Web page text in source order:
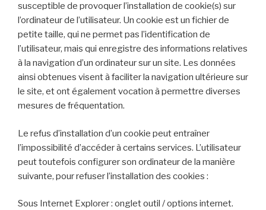
susceptible de provoquer l’installation de cookie(s) sur
l’ordinateur de l’utilisateur. Un cookie est un fichier de
petite taille, qui ne permet pas l’identification de
l’utilisateur, mais qui enregistre des informations relatives
à la navigation d’un ordinateur sur un site. Les données
ainsi obtenues visent à faciliter la navigation ultérieure sur
le site, et ont également vocation à permettre diverses
mesures de fréquentation.
Le refus d’installation d’un cookie peut entraîner
l’impossibilité d’accéder à certains services. L’utilisateur
peut toutefois configurer son ordinateur de la manière
suivante, pour refuser l’installation des cookies :
Sous Internet Explorer : onglet outil / options internet.